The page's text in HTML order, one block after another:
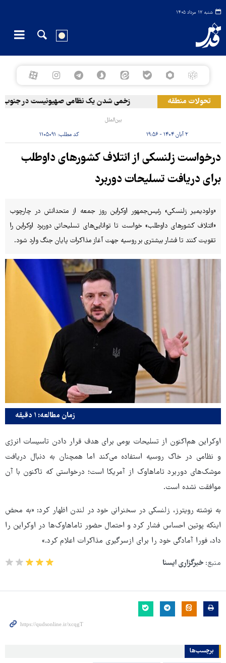
شنبه ۱۷ مرداد ۱۴۰۵
تحولات منطقه زخمی‌ شدن یک نظامی صهیونیست در جنوب
بین‌الملل
۲ آبان ۱۴۰۴ - ۱۹:۵۶ کد مطلب: ۱۱۰۵۰۹۱
درخواست زلنسکی از ائتلاف کشورهای داوطلب
برای دریافت تسلیحات دوربرد
«ولودیمیر زلنسکی» رئیس‌جمهور اوکراین روز جمعه از متحدانش در چارچوب
«ائتلاف کشورهای داوطلب» خواست تا توانایی‌های تسلیحاتی دوربرد اوکراین را
تقویت کنند تا فشار بیشتری بر روسیه جهت آغاز مذاکرات پایان جنگ وارد شود.
زمان مطالعه: ۱ دقیقه
اوکراین هم‌اکنون از تسلیحات بومی برای هدف قرار دادن تاسیسات انرژی
و نظامی در خاک روسیه استفاده می‌کند اما همچنان به دنبال دریافت
موشک‌های دوربرد تاماهاوک از آمریکا است؛ درخواستی که تاکنون با آن
موافقت نشده است.
به نوشته رویترز، زلنسکی در سخنرانی خود در لندن اظهار کرد: «به محض
اینکه پوتین احساس فشار کرد و احتمال حضور تاماهاوک‌ها در اوکراین را
داد، فورا آمادگی خود را برای ازسرگیری مذاکرات اعلام کرد.»
منبع: خبرگزاری ایسنا
برچسب‌ها